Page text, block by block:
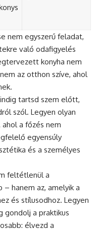
nem egyszerű feladat,
való odafigyelés
konyha nem
az otthon szíve, ahol
tartsd szem előtt,
szól. Legyen olyan
a főzés nem
egyensúly
és a személyes
feltétlenül a
hanem az, amelyik a
és stílusodhoz. Legyen
gondolj a praktikus
élvezd a